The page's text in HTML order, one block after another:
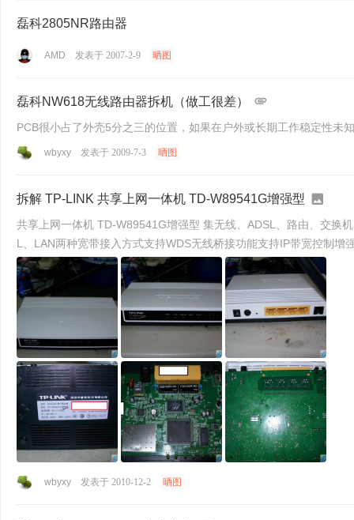
磊科2805NR路由器
AMD 发表于 2007-2-9 晒图
磊科NW618无线路由器拆机（做工很差）
PCB很小占了外壳5分之三的位置，如果在户外或长期工作稳定性
wbyxy 发表于 2009-7-3 晒图
拆解 TP-LINK 共享上网一体机 TD-W89541G增强型
共享上网一体机 TD-W89541G增强型 集无线、ADSL、路由、交换机、防火墙于一体符合IEEE 802.11g标准，54Mbps无线传输速率提供多种特殊拨号模式，路由共享不受限制支持ADS
wbyxy 发表于 2010-12-2 晒图